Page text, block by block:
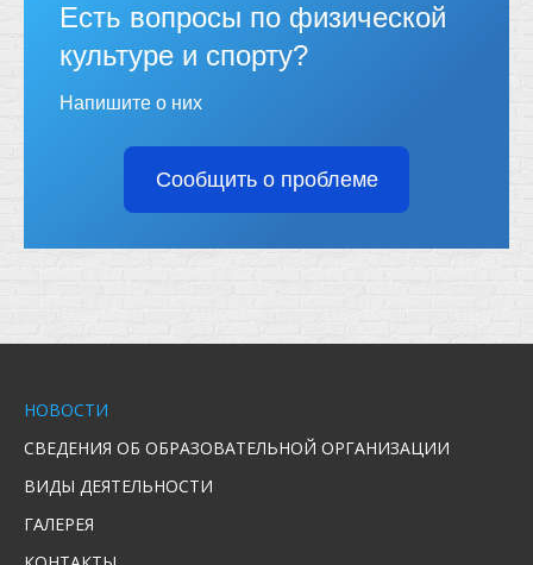
Есть вопросы по физической
культуре и спорту?
Напишите о них
Сообщить о проблеме
НОВОСТИ
СВЕДЕНИЯ ОБ ОБРАЗОВАТЕЛЬНОЙ ОРГАНИЗАЦИИ
ВИДЫ ДЕЯТЕЛЬНОСТИ
ГАЛЕРЕЯ